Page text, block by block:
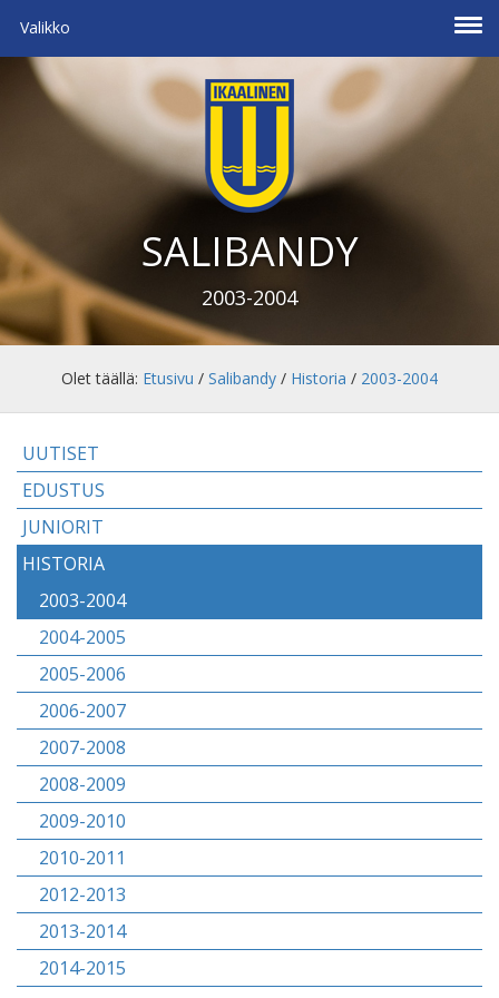
Valikko
SALIBANDY
2003-2004
Olet täällä: Etusivu / Salibandy / Historia / 2003-2004
UUTISET
EDUSTUS
JUNIORIT
HISTORIA
2003-2004
2004-2005
2005-2006
2006-2007
2007-2008
2008-2009
2009-2010
2010-2011
2012-2013
2013-2014
2014-2015